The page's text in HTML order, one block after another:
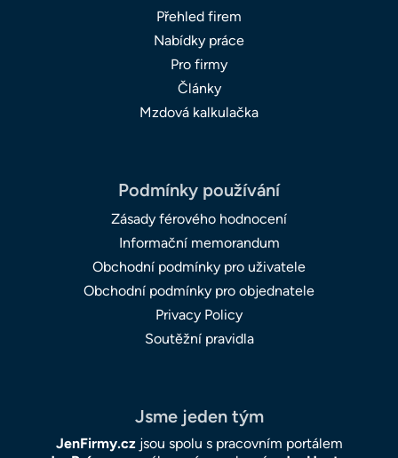
Přehled firem
Nabídky práce
Pro firmy
Články
Mzdová kalkulačka
Podmínky používání
Zásady férového hodnocení
Informační memorandum
Obchodní podmínky pro uživatele
Obchodní podmínky pro objednatele
Privacy Policy
Soutěžní pravidla
Jsme jeden tým
JenFirmy.czjsou spolu s pracovním portálem